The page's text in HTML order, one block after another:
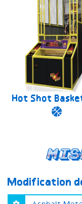
Hot Shot
Modification